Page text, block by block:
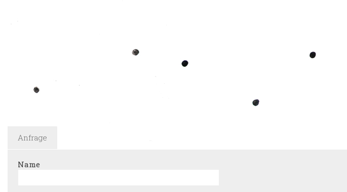
Anfrage
Name